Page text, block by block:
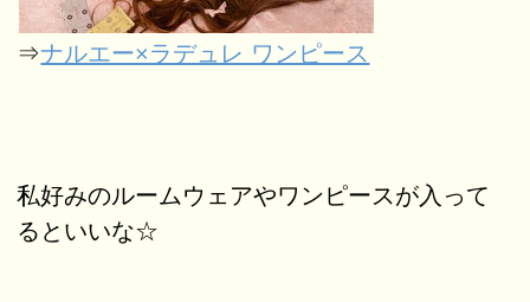
⇒ナルエー×ラデュレ ワンピース
私好みのルームウェアやワンピースが入って
るといいな☆